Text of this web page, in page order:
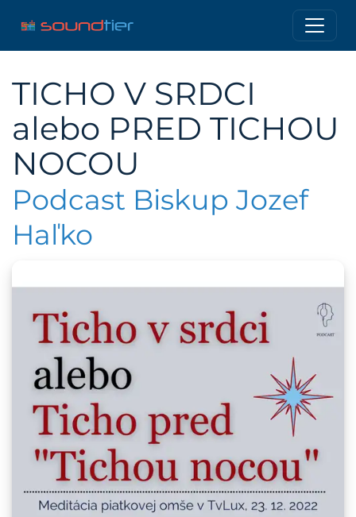
TICHO V SRDCI
alebo PRED TICHOU
NOCOU
Podcast Biskup Jozef
Haľko